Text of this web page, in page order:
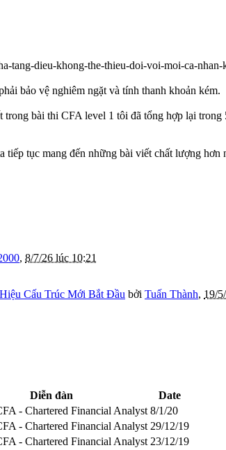
bảo vệ nghiêm ngặt và tính thanh khoản kém.
bài thi CFA level 1 tôi đã tổng hợp lại
tục mang đến những bài viết chất lượng hơn
, 8/7/26 lúc 10:21
Cấu Trúc Mới Bắt Đầu bởi Tuấn Thành, 19/
Diễn đàn
Date
- Chartered Financial Analyst 8/1/20
- Chartered Financial Analyst 29/12/19
- Chartered Financial Analyst 23/12/19